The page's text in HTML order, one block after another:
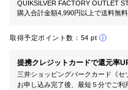
QUIKSILVER FACTORY OUTLET
購入合計金額4,990円以上で送料無料
取得予定ポイント数： 54 pt
提携クレジットカードで還元率
三井ショッピングパークカード《セ
お申し込み完了後、最短５分でご利